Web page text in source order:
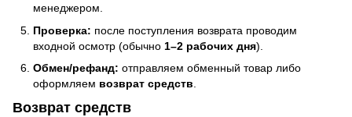
менеджером.
Проверка: после поступления возврата проводим
входной осмотр (обычно 1–2 рабочих дня).
Обмен/рефанд: отправляем обменный товар либо
оформляем возврат средств
Возврат средств